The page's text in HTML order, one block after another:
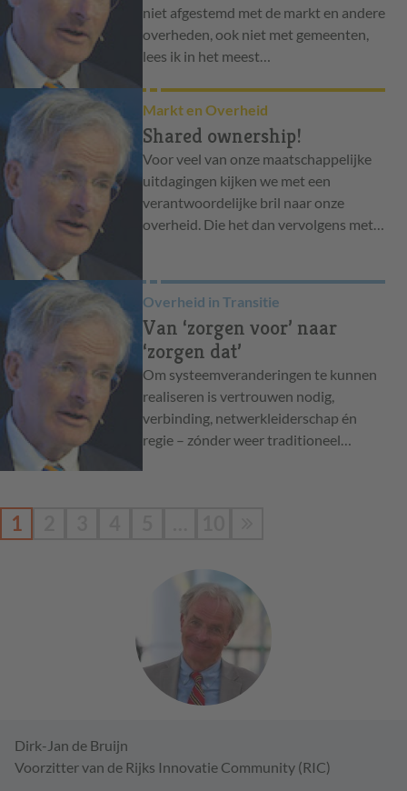
niet afgestemd met de markt en andere
overheden, ook niet met gemeenten,
lees ik in het meest…
Markt en Overheid
Shared ownership!
Voor veel van onze maatschappelijke
uitdagingen kijken we met een
verantwoordelijke bril naar onze
overheid. Die het dan vervolgens met…
Overheid in Transitie
Van ‘zorgen voor’ naar
‘zorgen dat’
Om systeemveranderingen te kunnen
realiseren is vertrouwen nodig,
verbinding, netwerkleiderschap én
regie – zónder weer traditioneel…
1
Dirk-Jan de Bruijn
Voorzitter van de Rijks Innovatie Community (RIC)